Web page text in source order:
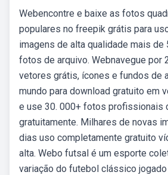
Webencontre e baixe as fotos
populares no freepik grátis para
imagens de alta qualidade mais de
fotos de arquivo. Webnavegue por
vetores grátis, ícones e fundos de
mundo para download gratuito em
e use 30. 000+ fotos profissionais
gratuitamente. Milhares de novas
dias uso completamente gratuito
alta. Webo futsal é um esporte
variação do futebol clássico jogado